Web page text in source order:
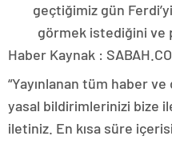
geçtiğimiz gün
görmek istediğini ve
Haber Kaynak :
“Yayınlanan tüm haber
yasal bildirimlerinizi bize
iletiniz. En kısa süre